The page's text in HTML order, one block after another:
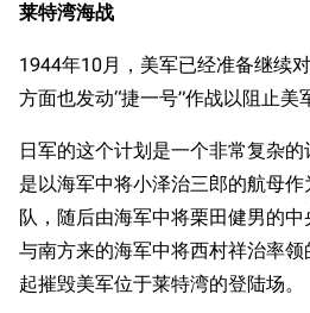
莱特湾海战
1944年10月，美军已经准备继续
方面也发动“捷一号”作战以阻止美
日军的这个计划是一个非常复杂
是以海军中将小泽治三郎的航母
队，随后由海军中将栗田健男的中
与南方来的海军中将西村祥治率
起摧毁美军位于莱特湾的登陆场。